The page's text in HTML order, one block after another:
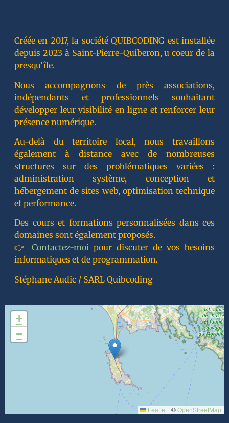
Créée en 2017, la société QUIBCODING est installée
depuis 2023 à Saint-Pierre-Quiberon, u coeur de la
presqu’île.
Nous accompagnons de près associations,
indépendants et professionnels souhaitant
développer leur visibilité en ligne et renforcer leur
présence numérique.
Au-delà du territoire local, nous travaillons
également à distance avec de nombreuses
structures sur des problématiques variées :
administration système, conception et
hébergement de sites web, optimisation technique
et performance.
Des cours et formations personnalisées dans ces
domaines sont également proposés.
👉 Contactez-moi pour discuter de vos besoins
informatiques et de programmation.
Stéphane Audic / SARL Quibcoding
+
−
Leaflet | ©OpenStreetMap